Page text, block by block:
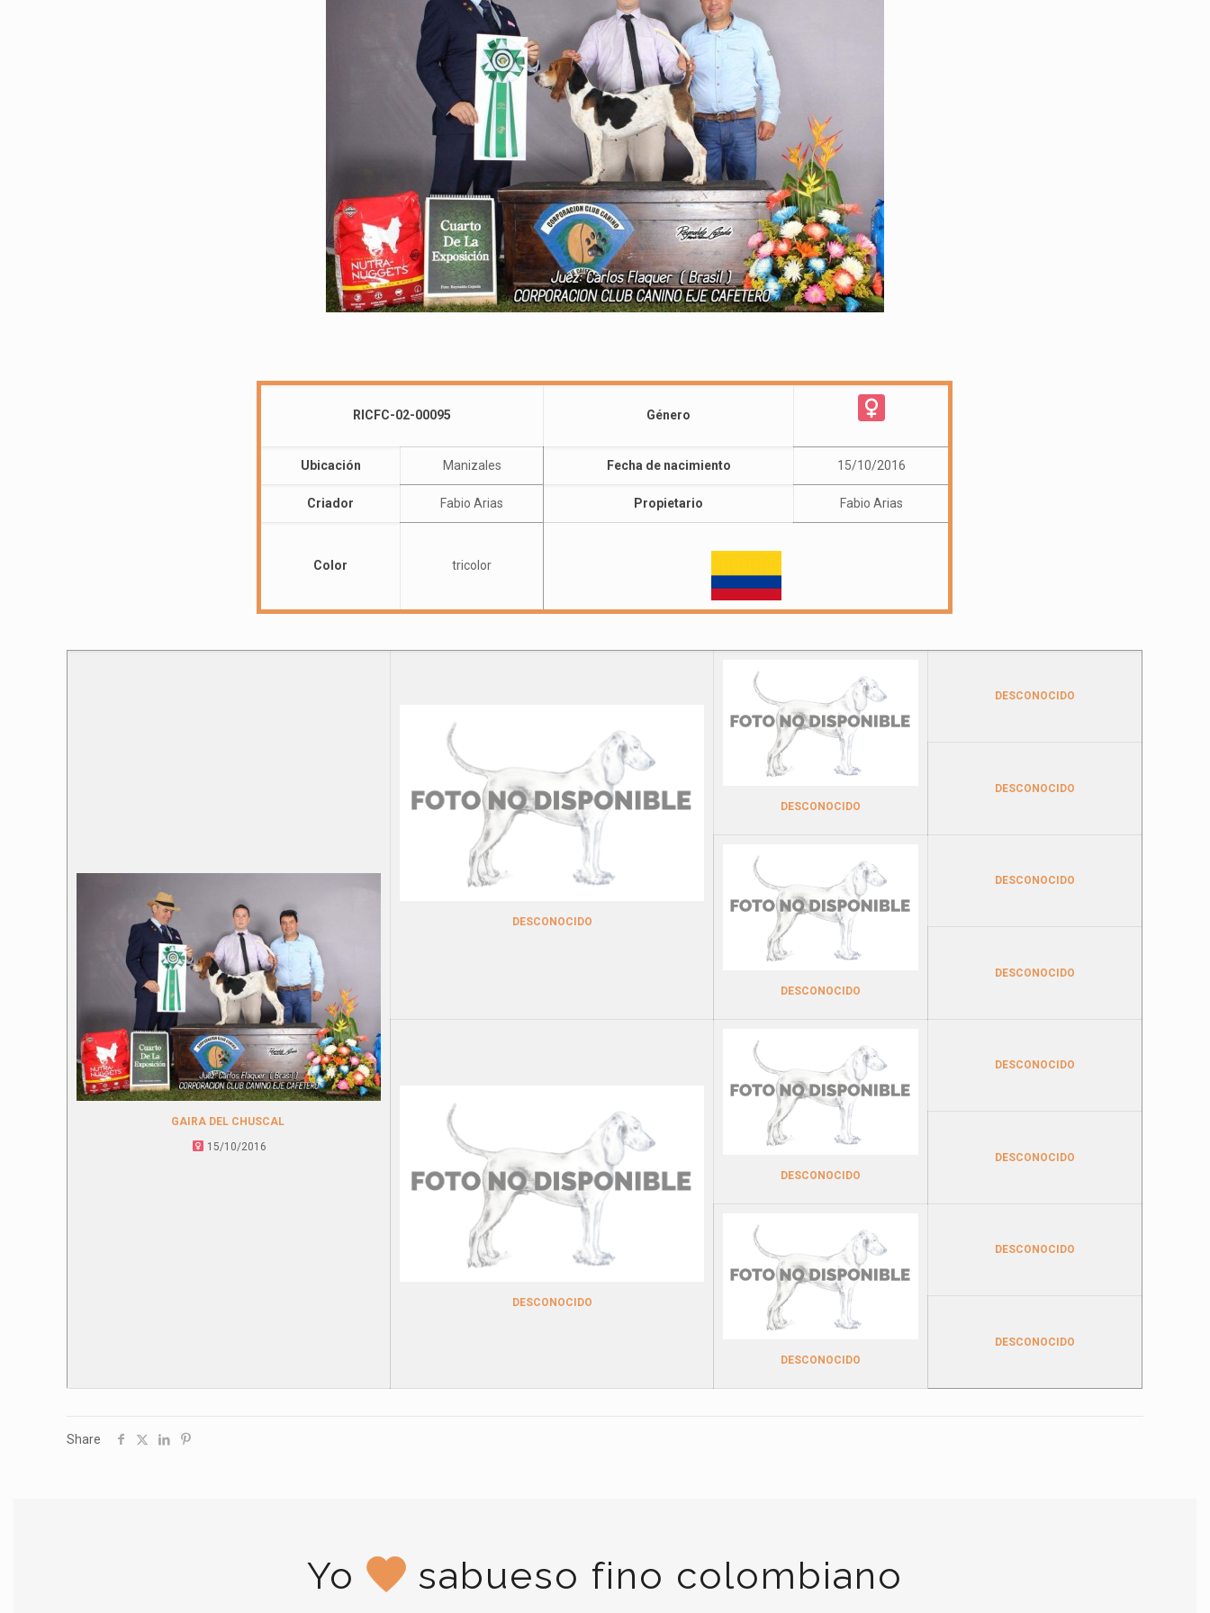
RICFC-02-00095 Género
Ubicación Manizales Fecha de nacimiento 15/10/2016
Criador Fabio Arias Propietario Fabio Arias
Color tricolor
GAIRA DEL CHUSCAL
15/10/2016
DESCONOCIDO
DESCONOCIDO
DESCONOCIDO
DESCONOCIDO
DESCONOCIDO
DESCONOCIDO
DESCONOCIDO
DESCONOCIDO
DESCONOCIDO
DESCONOCIDO
DESCONOCIDO
DESCONOCIDO
DESCONOCIDO
DESCONOCIDO
Share
Yo sabueso fino colombiano